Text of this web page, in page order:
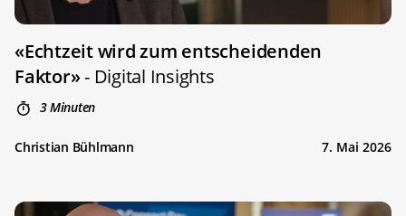
«Echtzeit wird zum entscheidenden
Faktor»- Digital Insights
3 Minuten
Christian Bühlmann 7. Mai 2026